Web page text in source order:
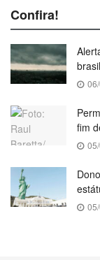
Confira!
fim